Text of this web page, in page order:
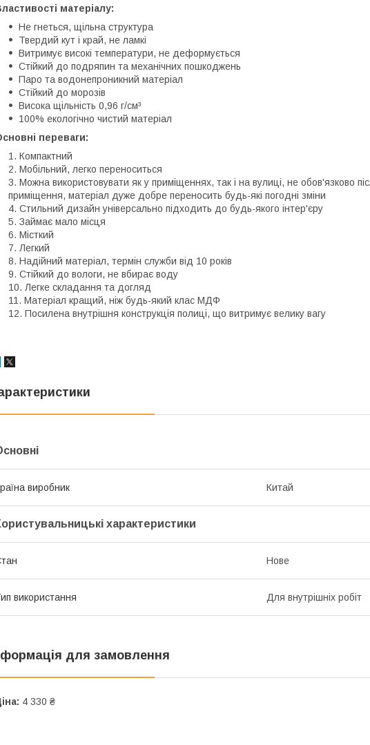
матеріалу:
Не гнеться, щільна структура
Твердий кут і край, не ламкі
Витримує високі температури, не деформується
Стійкий до подряпин та механічних пошкоджень
Паро та водонепроникний матеріал
Стійкий до морозів
Висока щільність 0,96 г/см³
100% екологічно чистий матеріал
переваги:
Компактний
Мобільний, легко переноситься
Можна використовувати як у приміщеннях, так і на вулиці, не обов'язково
приміщення, матеріал дуже добре переносить будь-які погодні зміни
Стильний дизайн універсально підходить до будь-якого інтер'єру
Займає мало місця
Місткий
Легкий
Надійний матеріал, термін служби від 10 років
Стійкий до вологи, не вбирає воду
Легке складання та догляд
Матеріал кращий, ніж будь-який клас МДФ
Посилена внутрішня конструкція полиці, що витримує велику вагу
виробник Китай
характеристики
Нове
використання Для внутрішніх робіт
для замовлення
4 330 ₴